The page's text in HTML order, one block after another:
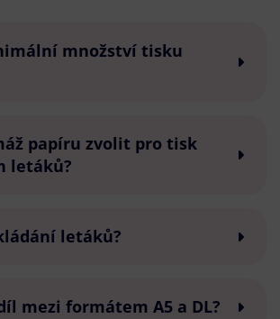
množství tisku
papíru zvolit pro tisk
letáků?
letáků?
mezi formátem A5 a DL?